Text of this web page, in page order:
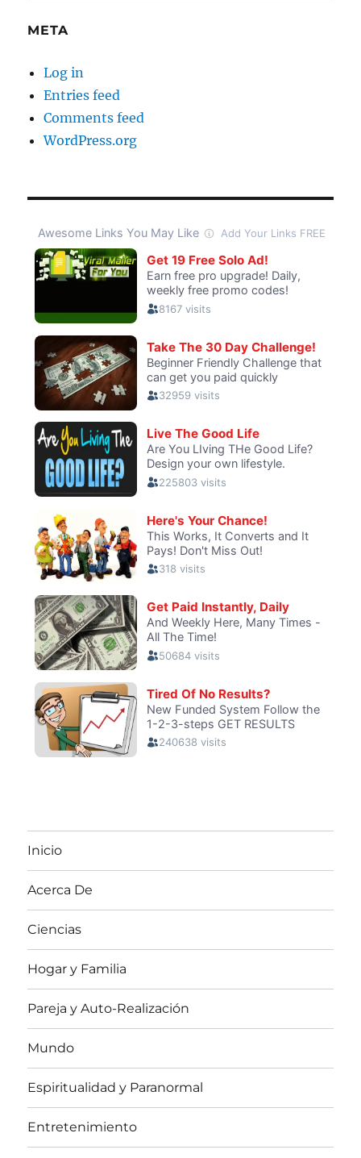
META
Log in
Entries feed
Comments feed
WordPress.org
Inicio
Acerca De
Ciencias
Hogar y Familia
Pareja y Auto-Realización
Mundo
Espiritualidad y Paranormal
Entretenimiento